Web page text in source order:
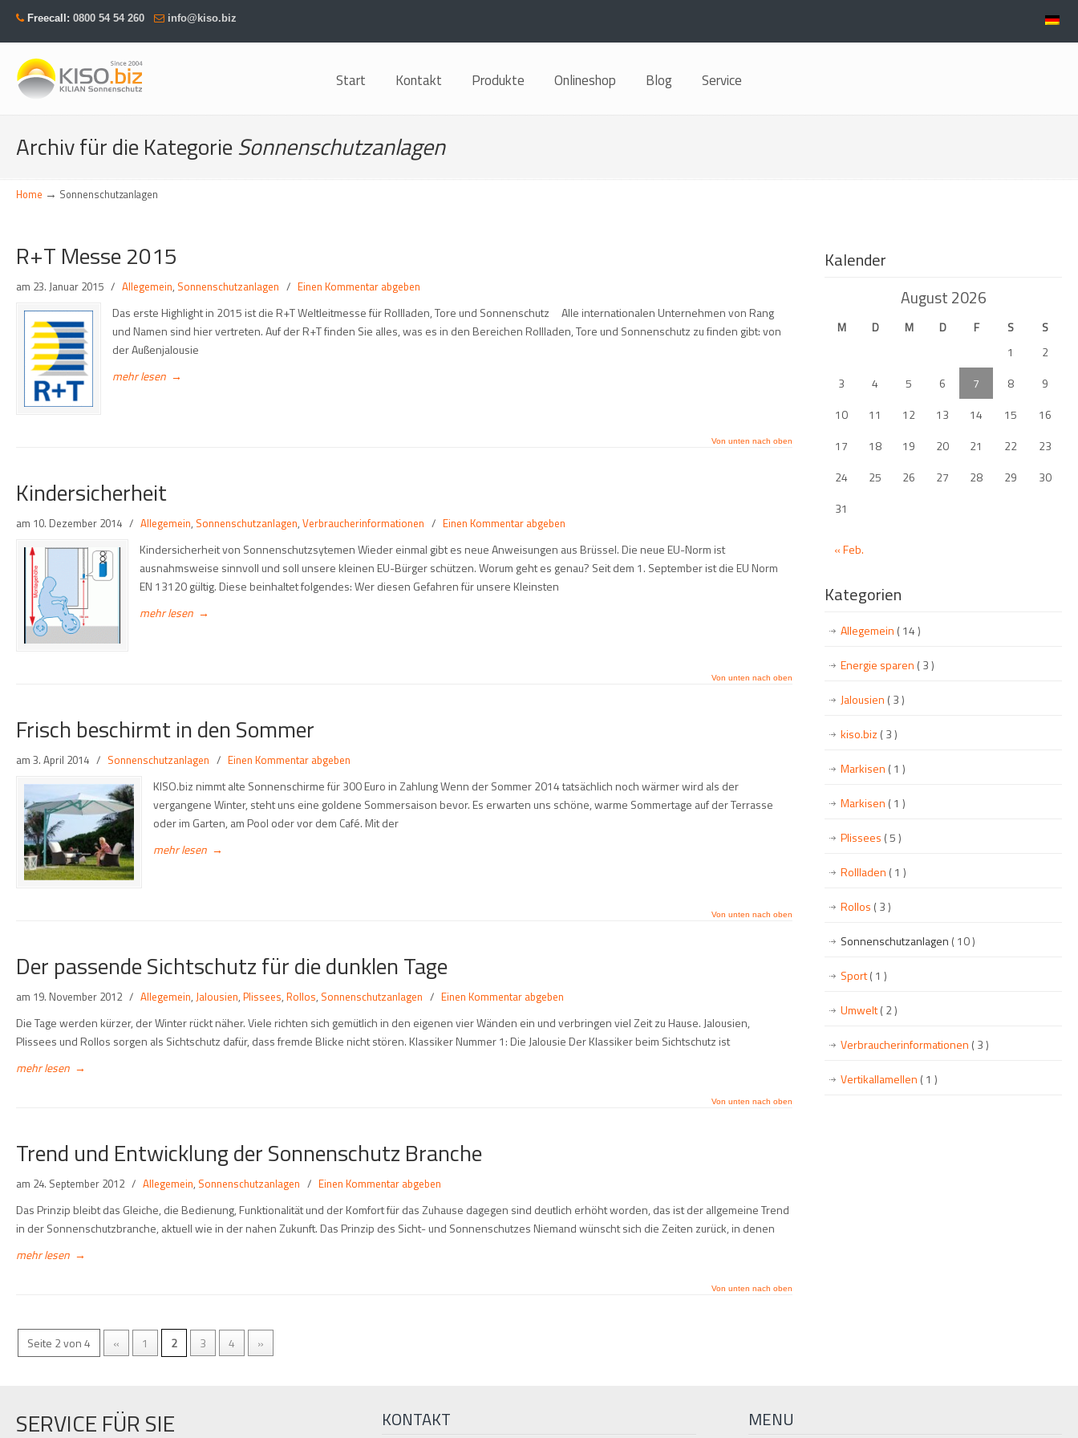
Freecall: 0800 54 54 260 info@kiso.biz
Start Kontakt Produkte Onlineshop Blog
Service
Archiv für die KategorieSonnenschutzanlagen
Home → Sonnenschutzanlagen
R+T Messe 2015
am 23. Januar 2015 / Allegemein, Sonnenschutzanlagen / Einen Kommentar abgeben
Das erste Highlight in 2015 ist die R+T Weltleitmesse für Rollladen, Tore und Sonnenschutz Alle internationalen Unternehmen von Rang
und Namen sind hier vertreten. Auf der R+T finden Sie alles, was es in den Bereichen Rollladen, Tore und Sonnenschutz zu finden gibt: von
der Außenjalousie
mehr lesen →
Von unten nach oben
Kindersicherheit
am 10. Dezember 2014 / Allegemein, Sonnenschutzanlagen, Verbraucherinformationen / Einen Kommentar abgeben
Kindersicherheit von Sonnenschutzsytemen Wieder einmal gibt es neue Anweisungen aus Brüssel. Die neue EU-Norm ist
ausnahmsweise sinnvoll und soll unsere kleinen EU-Bürger schützen. Worum geht es genau? Seit dem 1. September ist die EU Norm
EN 13120 gültig. Diese beinhaltet folgendes: Wer diesen Gefahren für unsere Kleinsten
mehr lesen →
Von unten nach oben
Frisch beschirmt in den Sommer
am 3. April 2014 / Sonnenschutzanlagen / Einen Kommentar abgeben
KISO.biz nimmt alte Sonnenschirme für 300 Euro in Zahlung Wenn der Sommer 2014 tatsächlich noch wärmer wird als der
vergangene Winter, steht uns eine goldene Sommersaison bevor. Es erwarten uns schöne, warme Sommertage auf der Terrasse
oder im Garten, am Pool oder vor dem Café. Mit der
mehr lesen →
Von unten nach oben
Der passende Sichtschutz für die dunklen Tage
am 19. November 2012 / Allegemein, Jalousien, Plissees, Rollos, Sonnenschutzanlagen / Einen Kommentar abgeben
Die Tage werden kürzer, der Winter rückt näher. Viele richten sich gemütlich in den eigenen vier Wänden ein und verbringen viel Zeit zu Hause. Jalousien,
Plissees und Rollos sorgen als Sichtschutz dafür, dass fremde Blicke nicht stören. Klassiker Nummer 1: Die Jalousie Der Klassiker beim Sichtschutz ist
mehr lesen →
Von unten nach oben
Trend und Entwicklung der Sonnenschutz Branche
am 24. September 2012 / Allegemein, Sonnenschutzanlagen / Einen Kommentar abgeben
Das Prinzip bleibt das Gleiche, die Bedienung, Funktionalität und der Komfort für das Zuhause dagegen sind deutlich erhöht worden, das ist der allgemeine Trend
in der Sonnenschutzbranche, aktuell wie in der nahen Zukunft. Das Prinzip des Sicht- und Sonnenschutzes Niemand wünscht sich die Zeiten zurück, in denen
mehr lesen →
Von unten nach oben
Seite 2 von 4 « 1 2 3 4 »
Kalender
August 2026
M D M D F S
S
1
2
3
4 5 6 7 8
9
10
11 12 13 14 15
16
17
18 19 20 21 22
23
24
25 26 27 28 29
30
31
« Feb.
Kategorien
Allegemein ( 14 )
Energie sparen ( 3 )
Jalousien ( 3 )
kiso.biz ( 3 )
Markisen ( 1 )
Markisen ( 1 )
Plissees ( 5 )
Rollladen ( 1 )
Rollos ( 3 )
Sonnenschutzanlagen ( 10 )
Sport( 1 )
Umwelt( 2 )
Verbraucherinformationen ( 3 )
Vertikallamellen ( 1 )
SERVICE FÜR SIE KONTAKT MENU